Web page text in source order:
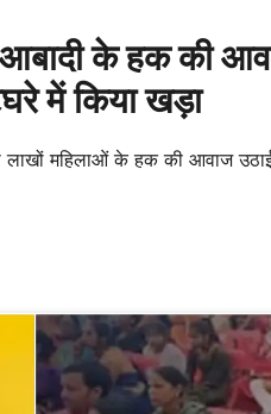
के हक की
में किया खड़ा
महिलाओं के हक की आवाज उठाई